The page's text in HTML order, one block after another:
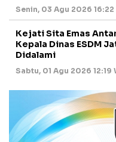
Senin, 03 Agu 2026 16:22
Kejati Sita Emas
Kepala Dinas ESDM
Didalami
Sabtu, 01 Agu 2026 12:19